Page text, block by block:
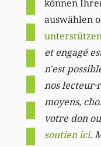
können
auswählen
et engagé
n'est
nos
moyens,
votre don ou
soutien ici.